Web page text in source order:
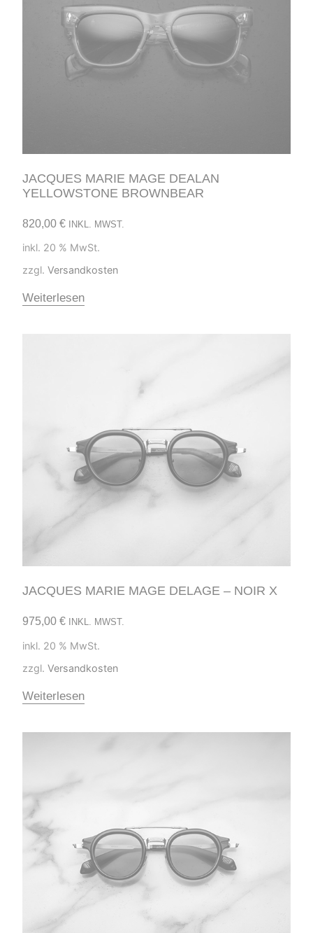
JACQUES MARIE MAGE DEALAN
YELLOWSTONE BROWNBEAR
820,00 € INKL. MWST.
inkl. 20 % MwSt.
zzgl. Versandkosten
Weiterlesen
JACQUES MARIE MAGE DELAGE – NOIR X
975,00 € INKL. MWST.
inkl. 20 % MwSt.
zzgl. Versandkosten
Weiterlesen